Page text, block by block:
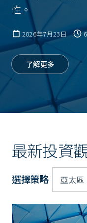
性。
2026年7月23日
了解更多
最新投資
選擇策略